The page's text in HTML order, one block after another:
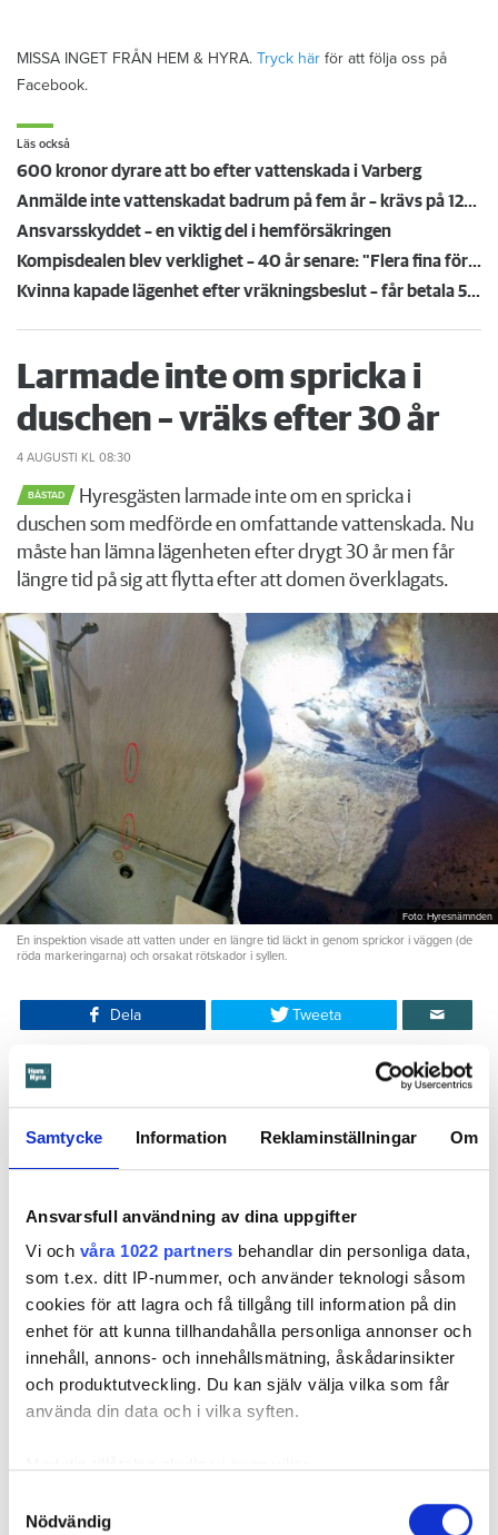
Samtycke Information Reklaminställningar Om
Ansvarsfull användning av dina uppgifter
Vi och våra 1022 partners behandlar din personliga data,
som t.ex. ditt IP-nummer, och använder teknologi såsom
cookies för att lagra och få tillgång till information på din
enhet för att kunna tillhandahålla personliga annonser och
innehåll, annons- och innehållsmätning, åskådarinsikter
och produktutveckling. Du kan själv välja vilka som får
använda din data och i vilka syften.
som kan ha en noggrannhet på upp till flera meter
Nödvändig
MISSA INGET FRÅN HEM & HYRA. Tryck här för att följa oss på
Facebook.
Läs också
600 kronor dyrare att bo efter vattenskada i Varberg
Anmälde inte vattenskadat badrum på fem år – krävs på 125 000 kronor
Ansvarsskyddet – en viktig del i hemförsäkringen
Kompisdealen blev verklighet – 40 år senare: "Flera fina fördelar med att dela bostad"
Kvinna kapade lägenhet efter vräkningsbeslut – får betala 50 000
Larmade inte om spricka i
duschen – vräks efter 30 år
4 AUGUSTI KL 08:30
BÅSTAD
Hyresgästen larmade inte om en spricka i
duschen som medförde en omfattande vattenskada. Nu
måste han lämna lägenheten efter drygt 30 år men får
längre tid på sig att flytta efter att domen överklagats.
Foto: Hyresnämnden
En inspektion visade att vatten under en längre tid läckt in genom sprickor i väggen (de
röda markeringarna) och orsakat rötskador i syllen.
Dela Tweeta
Hyresgästen har bott i lägenheten i skånska Båstad sedan
1995 men måste nu flytta sedan hans kontrakt prövats både
i hyresnämnden och i hovrätten.
Skada upptäcktes av hantverkare
Det var när hyresvärdens hantverkare skulle byta ett
duschmunstycke under hösten förra året som en spricka i
plastmattan på väggen i duschen upptäcktes. Strax efter
detta lät värden ett företag göra en besiktning av
badrummet. Då upptäcktes att vatten läckt från den trasiga
svetsskarven under en längre tid och orsakat omfattande
vattenskador.
Därför sade den privata hyresvärden upp hyreskontraktet
kallade vårdplikt (se faktaruta). Eftersom han inte gick med
uppsägningen.